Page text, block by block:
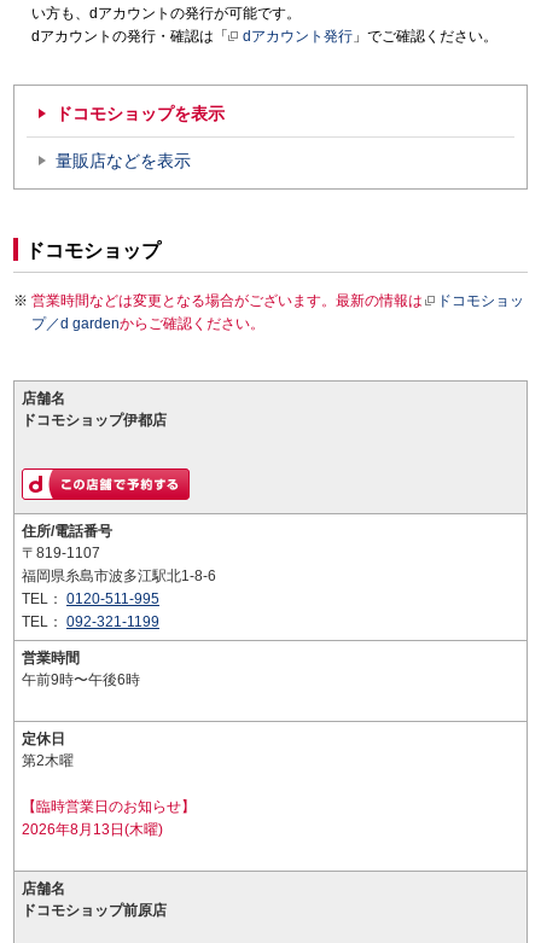
い方も、dアカウントの発行が可能です。
dアカウントの発行・確認は「
dアカウント発行 」でご確認ください。
ドコモショップを表示
量販店などを表示
ドコモショップ
営業時間などは変更となる場合がございます。最新の情報は
ドコモショッ
プ／d gardenからご確認ください。
店舗名
ドコモショップ伊都店
住所/電話番号
〒819-1107
福岡県糸島市波多江駅北1-8-6
TEL： 0120-511-995
TEL： 092-321-1199
営業時間
午前9時〜午後6時
定休日
第2木曜
【臨時営業日のお知らせ】
2026年8月13日(木曜)
店舗名
ドコモショップ前原店